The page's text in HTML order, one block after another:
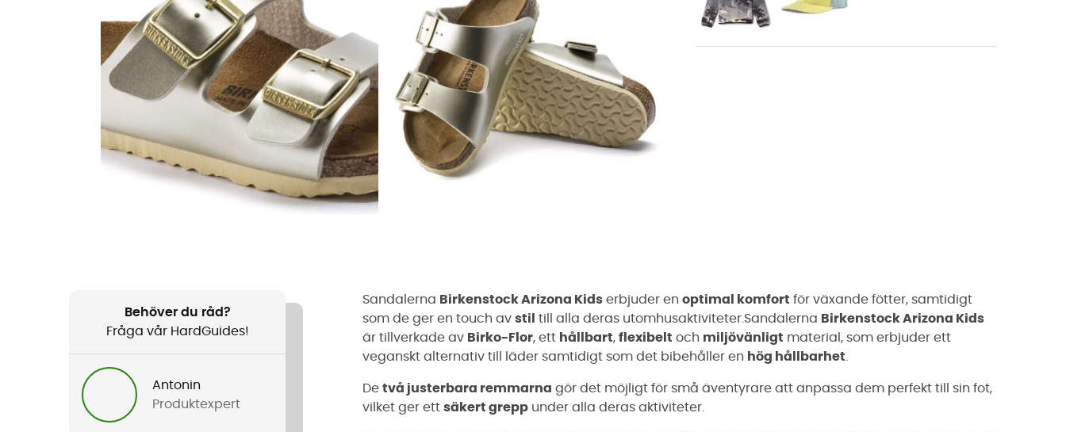
Behöver du råd?
Fråga vår HardGuides!
Antonin
Produktexpert
Sandalerna Birkenstock Arizona Kids erbjuder en optimal komfort för växande fötter, samtidigt
som de ger en touch av stil till alla deras utomhusaktiviteter.Sandalerna Birkenstock Arizona Kids
är tillverkade av Birko-Flor, ett hållbart, flexibelt och miljövänligt material, som erbjuder ett
veganskt alternativ till läder samtidigt som det bibehåller en hög hållbarhet
De två justerbara remmarna gör det möjligt för små äventyrare att anpassa dem perfekt till sin fot,
vilket ger ett säkert grepp under alla deras aktiviteter.